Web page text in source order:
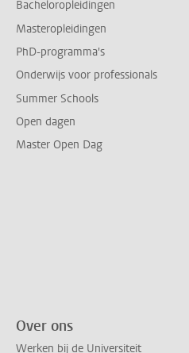
Bacheloropleidingen
Masteropleidingen
PhD-programma's
Onderwijs voor professionals
Summer Schools
Open dagen
Master Open Dag
Over ons
Werken bij de Universiteit